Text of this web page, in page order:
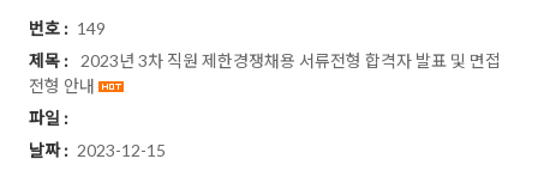
149
2023년 3차 직원 제한경쟁채용 서류전형 합격자 발표 및 면접
전형 안내
2023-12-15